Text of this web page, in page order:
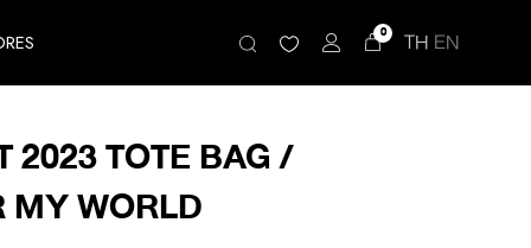
0 TH EN
2023 TOTE BAG /
MY WORLD